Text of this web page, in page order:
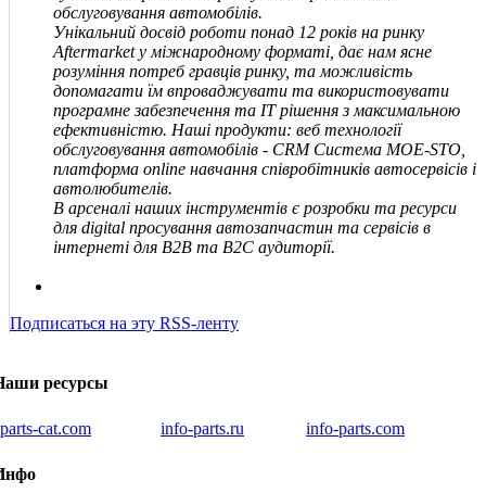
обслуговування автомобілів.
Унікальний досвід роботи понад 12 років на ринку
Aftermarket у міжнародному форматі, дає нам ясне
розуміння потреб гравців ринку, та можливість
допомагати їм впроваджувати та використовувати
програмне забезпечення та IT рішення з максимальною
ефективністю. Наші продукти: веб технології
обслуговування автомобілів - CRM Система MOE-STO,
платформа online навчання співробітників автосервісів і
автолюбителів.
В арсеналі наших інструментів є розробки та ресурси
для digital просування автозапчастин та сервісів в
інтернеті для В2В та В2С аудиторії.
Подписаться на эту RSS-ленту
ресурсы
cat.com info-parts.ru info-parts.com